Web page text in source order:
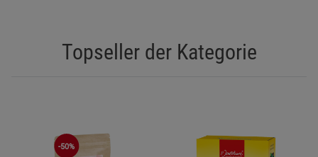
Topseller der Kategorie
-50%